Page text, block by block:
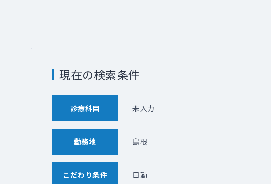
現在の検索条件
診療科目 未入力
勤務地 島根
こだわり条件 日勤